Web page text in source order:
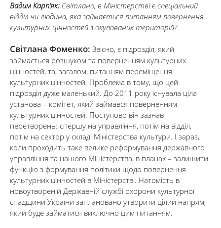
Вадим Карп’як: Світлано, в Міністерстві є спеціальний
відділ чи людина, яка займається питанням повернення
культурних цінностей з окупованих територій?
Світлана Фоменко: Звісно, є підрозділ, який
займається розшуком та поверненням культурних
цінностей, та, загалом, питанням переміщення
культурних цінностей. Проблема в тому, що цей
підрозділ дуже маленький. До 2011 року існувала ціла
установа – комітет, який займався поверненням
культурних цінностей. Поступово він зазнав
перетворень: спершу на управління, потім на відділ,
потім на сектор у складі Міністерства культури. І зараз,
коли проходить таке велике реформування державного
управління та нашого Міністерства, в планах – залишити
функцію з формування політики щодо повернення
культурних цінностей в Міністерстві. Натомість в
новоутвореній Державній службі охорони культурної
спадщини України заплановано утворити цілий напрям,
який буде займатися виключно цим питанням.